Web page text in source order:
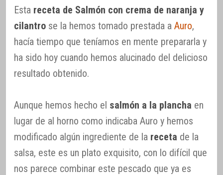
Esta receta de Salmón con crema de naranja y
cilantro se la hemos tomado prestada a Auro,
hacía tiempo que teníamos en mente prepararla y
ha sido hoy cuando hemos alucinado del delicioso
resultado obtenido.
Aunque hemos hecho el salmón a la plancha en
lugar de al horno como indicaba Auro y hemos
modificado algún ingrediente de la receta de la
salsa, este es un plato exquisito, con lo difícil que
nos parece combinar este pescado que ya es